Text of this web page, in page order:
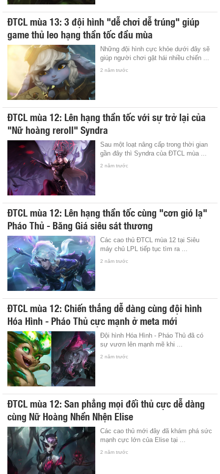
ĐTCL mùa 13: 3 đội hình "dễ chơi dễ trúng" giúp
game thủ leo hạng thần tốc đầu mùa
Những đội hình cực khỏe dưới đây sẽ
giúp người chơi gặt hái nhiều chiến ...
2 năm trước
ĐTCL mùa 12: Lên hạng thần tốc với sự trở lại của
"Nữ hoàng reroll" Syndra
Sau một loạt nâng cấp trong thời gian
gần đây thì Syndra của ĐTCL mùa ...
2 năm trước
ĐTCL mùa 12: Lên hạng thần tốc cùng "cơn gió lạ"
Pháo Thủ - Băng Giá siêu sát thương
Các cao thủ ĐTCL mùa 12 tại Siêu
máy chủ LPL tiếp tục tìm ra ...
2 năm trước
ĐTCL mùa 12: Chiến thắng dễ dàng cùng đội hình
Hóa Hình - Pháo Thủ cực mạnh ở meta mới
Đội hình Hóa Hình - Pháo Thủ đã có
sự vươn lên mạnh mẽ khi ...
2 năm trước
ĐTCL mùa 12: San phẳng mọi đối thủ cực dễ dàng
cùng Nữ Hoàng Nhền Nhện Elise
Các cao thủ mới đây đã khám phá sức
mạnh cực lớn của Elise tại ...
2 năm trước